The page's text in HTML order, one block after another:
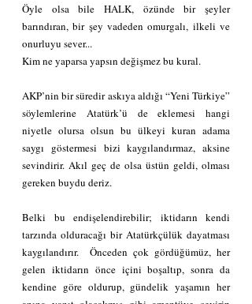
Öyle olsa bile HALK, özünde bir şeyler
barındıran, bir şey vadeden omurgalı, ilkeli ve
onurluyu sever...
Kim ne yaparsa yapsın değişmez bu kural.
AKP’nin bir süredir askıya aldığı “Yeni Türkiye”
söylemlerine Atatürk’ü de eklemesi hangi
niyetle olursa olsun bu ülkeyi kuran adama
saygı göstermesi bizi kaygılandırmaz, aksine
sevindirir. Akıl geç de olsa üstün geldi, olması
gereken buydu deriz.
Belki bu endişelendirebilir; iktidarın kendi
tarzında olduracağı bir Atatürkçülük dayatması
kaygılandırır.  Önceden çok gördüğümüz, her
gelen iktidarın önce içini boşaltıp, sonra da
kendine göre oldurup, gündelik yaşamın her